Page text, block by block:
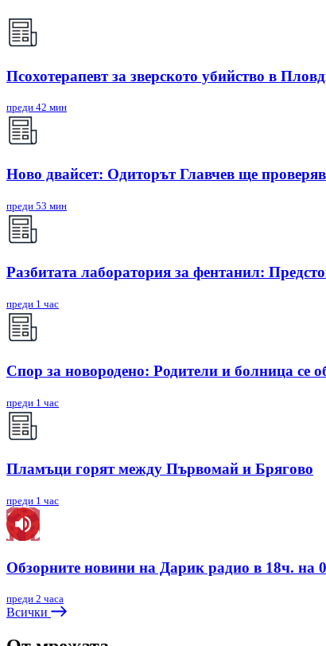
Псохотерапевт за зверското убийство в
преди 42 мин
Ново двайсет: Одиторът Главчев ще
преди 53 мин
Разбитата лаборатория за фентанил:
преди 1 час
Спор за новородено: Родители и болница се
преди 1 час
Пламъци горят между Първомай и Брягово
преди 1 час
Обзорните новини на Дарик радио в 18ч. на
преди 2 часа
Всички